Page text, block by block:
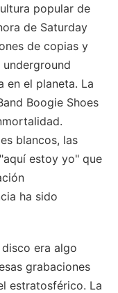
popular de
de Saturday
de copias y
en el planeta. La
Boogie Shoes
blancos, las
estoy yo" que
ha sido
era algo
grabaciones
estratosférico. La